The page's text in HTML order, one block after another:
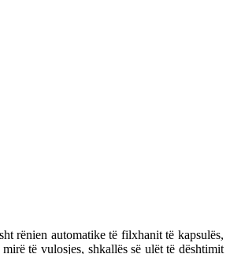
rënien automatike të filxhanit të kapsulës,
të vulosjes, shkallës së ulët të dështimit